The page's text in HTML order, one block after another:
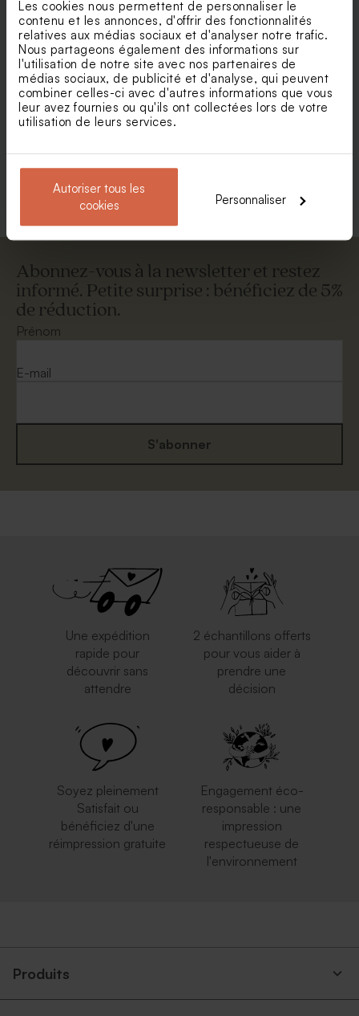
Les cookies nous permettent de personnaliser le
contenu et les annonces, d'offrir des fonctionnalités
relatives aux médias sociaux et d'analyser notre trafic.
Nous partageons également des informations sur
l'utilisation de notre site avec nos partenaires de
médias sociaux, de publicité et d'analyse, qui peuvent
combiner celles-ci avec d'autres informations que vous
leur avez fournies ou qu'ils ont collectées lors de votre
utilisation de leurs services.
Autoriser tous les
cookies
Personnaliser
Belle enveloppe noire
Magnifique enveloppe
carrée blanche
Enveloppe fin d'année rouge
Enveloppe voeux émeraude Enveloppe voeux terracotta
Enveloppe vœux bleu nuit
Abonnez-vous à la newsletter et restez
informé. Petite surprise : bénéficiez de 5%
de réduction.
Prénom
E-mail
S'abonner
Une expédition
rapide pour
découvrir sans
attendre
2 échantillons offerts
pour vous aider à
prendre une
décision
Soyez pleinement
Satisfait ou
bénéficiez d'une
réimpression gratuite
Engagement éco-
responsable : une
impression
respectueuse de
l'environnement
Produits